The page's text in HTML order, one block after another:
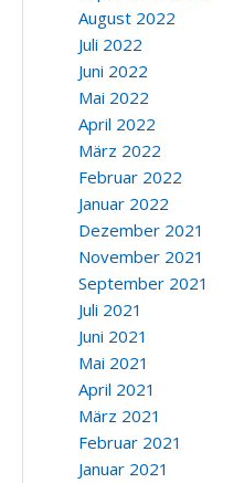
August 2022
Juli 2022
Juni 2022
Mai 2022
April 2022
März 2022
Februar 2022
Januar 2022
Dezember 2021
November 2021
September 2021
Juli 2021
Juni 2021
Mai 2021
April 2021
März 2021
Februar 2021
Januar 2021